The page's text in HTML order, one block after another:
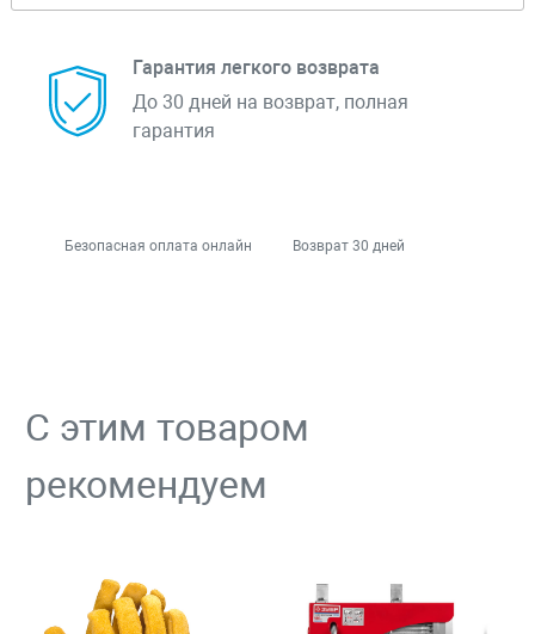
Гарантия легкого возврата
До 30 дней на возврат, полная
гарантия
Безопасная оплата онлайн Возврат 30 дней
С этим товаром
рекомендуем